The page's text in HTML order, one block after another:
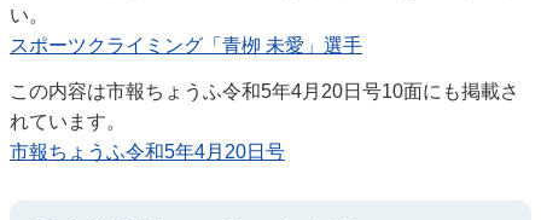
い。
スポーツクライミング「青栁 未愛」選手
この内容は市報ちょうふ令和5年4月20日号10面にも掲載さ
れています。
市報ちょうふ令和5年4月20日号